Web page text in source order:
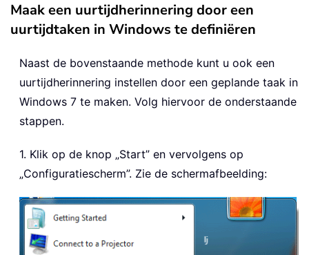
Maak een uurtijdherinnering door een
uurtijdtaken in Windows te definiëren
Naast de bovenstaande methode kunt u ook een
uurtijdherinnering instellen door een geplande taak in
Windows 7 te maken. Volg hiervoor de onderstaande
stappen.
1. Klik op de knop „Start” en vervolgens op
„Configuratiescherm”. Zie de schermafbeelding: